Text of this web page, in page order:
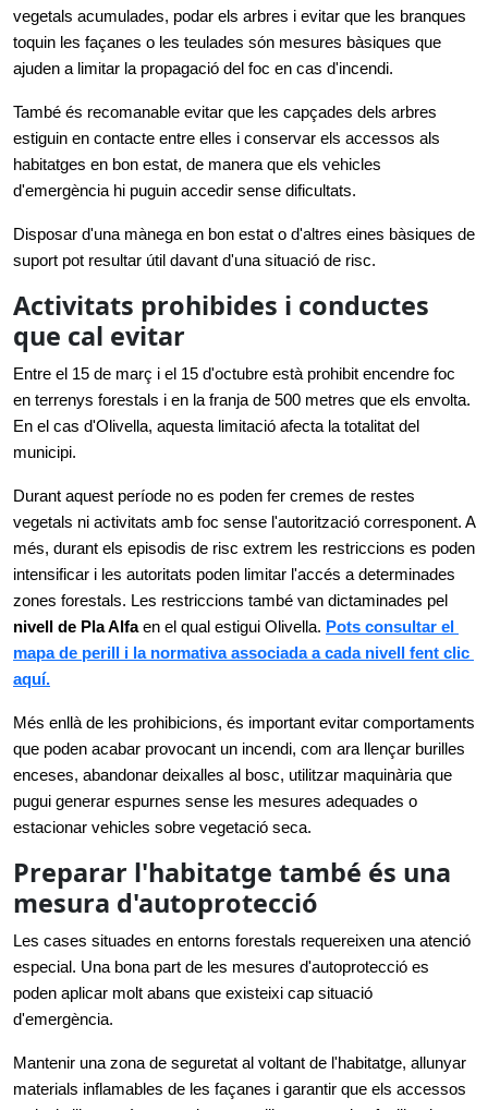
vegetals acumulades, podar els arbres i evitar que les branques
toquin les façanes o les teulades són mesures bàsiques que
ajuden a limitar la propagació del foc en cas d'incendi.
També és recomanable evitar que les capçades dels arbres
estiguin en contacte entre elles i conservar els accessos als
habitatges en bon estat, de manera que els vehicles
d'emergència hi puguin accedir sense dificultats.
Disposar d'una mànega en bon estat o d'altres eines bàsiques de
suport pot resultar útil davant d'una situació de risc.
Activitats prohibides i conductes
que cal evitar
Entre el 15 de març i el 15 d'octubre està prohibit encendre foc
en terrenys forestals i en la franja de 500 metres que els envolta.
En el cas d'Olivella, aquesta limitació afecta la totalitat del
municipi.
Durant aquest període no es poden fer cremes de restes
vegetals ni activitats amb foc sense l'autorització corresponent. A
més, durant els episodis de risc extrem les restriccions es poden
intensificar i les autoritats poden limitar l'accés a determinades
zones forestals.
nivell de Pla Alfa en el qual estigui Olivella. Pots consultar el
mapa de perill i la normativa associada a cada nivell fent clic
aquí.
Més enllà de les prohibicions, és important evitar comportaments
que poden acabar provocant un incendi, com ara llençar burilles
enceses, abandonar deixalles al bosc, utilitzar maquinària que
pugui generar espurnes sense les mesures adequades o
estacionar vehicles sobre vegetació seca.
Preparar l'habitatge també és una
mesura d'autoprotecció
Les cases situades en entorns forestals requereixen una atenció
especial. Una bona part de les mesures d'autoprotecció es
poden aplicar molt abans que existeixi cap situació
d'emergència.
Mantenir una zona de seguretat al voltant de l'habitatge, allunyar
materials inflamables de les façanes i garantir que els accessos